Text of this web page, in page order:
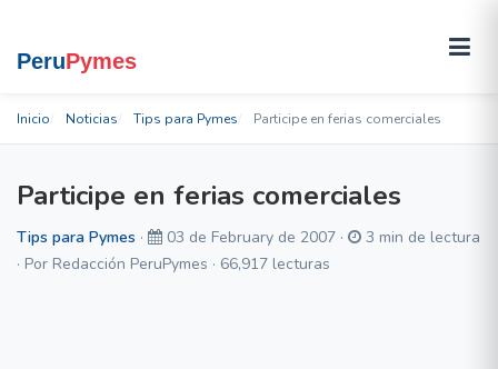
Inicio Noticias Tips para Pymes Participe en ferias comerciales
Participe en ferias comerciales
Tips para Pymes · 03 de February de 2007 ·
3 min de lectura
· Por Redacción PeruPymes · 66,917 lecturas